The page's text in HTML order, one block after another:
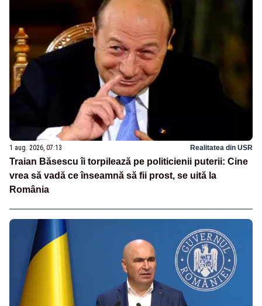
1 aug. 2026, 07:13 Realitatea din USR
Traian Băsescu îi torpilează pe politicienii puterii: Cine
vrea să vadă ce înseamnă să fii prost, se uită la
România